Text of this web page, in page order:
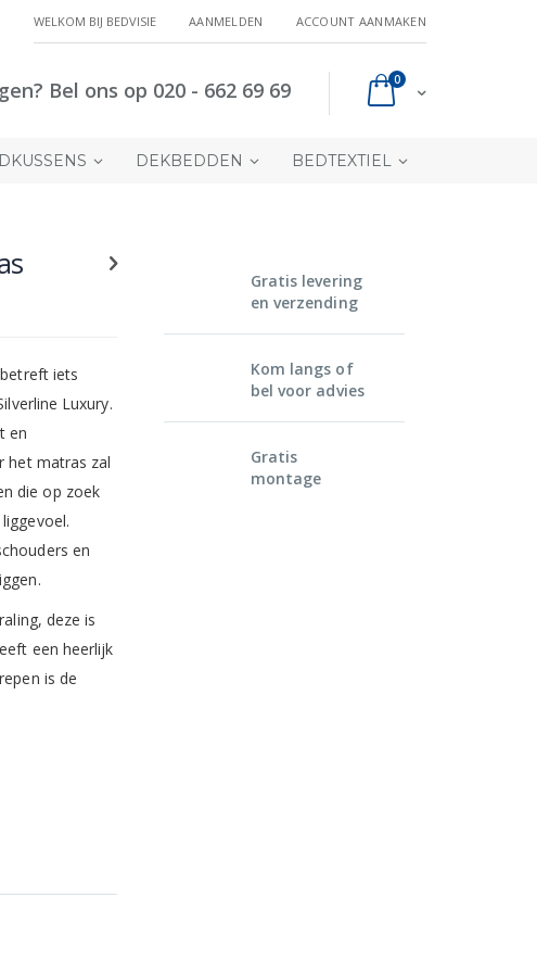
WELKOM BIJ BEDVISIE AANMELDEN ACCOUNT AANMAKEN
Cart
0producten
Bel ons op 020 - 662 69 69
DEKBEDDEN BEDTEXTIEL
iets
Luxury.
en
het matras zal
die op zoek
en
deze is
een heerlijk
is de
Gratis levering
en verzending
Kom langs of
bel voor advies
Gratis
montage